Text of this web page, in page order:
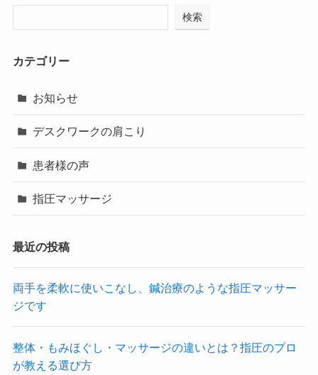
検索
カテゴリー
お知らせ
デスクワークの肩こり
患者様の声
指圧マッサージ
最近の投稿
両手を柔軟に使いこなし、鍼治療のような指圧マッサー
ジです
整体・もみほぐし・マッサージの違いとは？指圧のプロ
が教える選び方